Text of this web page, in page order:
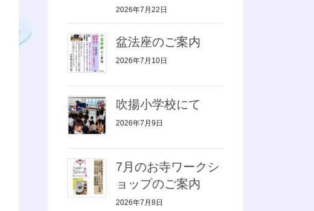
2026年7月22日
盆法座のご案内
2026年7月10日
吹揚小学校にて
2026年7月9日
7月のお寺ワークシ
ョップのご案内
2026年7月8日